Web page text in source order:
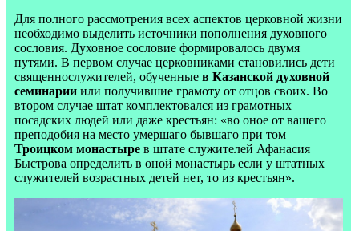
Для полного рассмотрения всех аспектов церковной жизни
необходимо выделить источники пополнения духовного
сословия. Духовное сословие формировалось двумя
путями. В первом случае церковниками становились дети
священнослужителей, обученные в Казанской духовной
семинарии или получившие грамоту от отцов своих. Во
втором случае штат комплектовался из грамотных
посадских людей или даже крестьян: «во оное от вашего
преподобия на место умершаго бывшаго при том
Троицком монастыре в штате служителей Афанасия
Быстрова определить в оной монастырь если у штатных
служителей возрастных детей нет, то из крестьян».